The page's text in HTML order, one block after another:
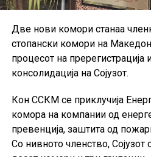
Две нови комори станаа
стопански комори на
процесот на пререгистрација
консолидација на Сојузот.
Кон ССКМ се приклучија
комора на компании од
превенција, заштита од
Со нивното членство,